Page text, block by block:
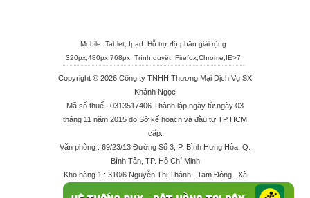
Mobile, Tablet, Ipad: Hỗ trợ độ phân giải rộng
320px,480px,768px. Trình duyệt: Firefox Chrome IE>7
Copyright © 2026 Công ty TNHH Thương Mại Dịch Vụ SX
Khánh Ngọc
Mã số thuế : 0313517406 Thành lập ngày từ ngày 03
tháng 11 năm 2015 do Sở kế hoạch và đầu tư TP HCM
cấp.
Văn phòng : 69/23/13 Đường Số 3, P. Bình Hưng Hòa, Q.
Bình Tân, TP. Hồ Chí Minh
Kho hàng 1 : 310/6 Nguyễn Thị Thảnh , Tam Đông , Xã